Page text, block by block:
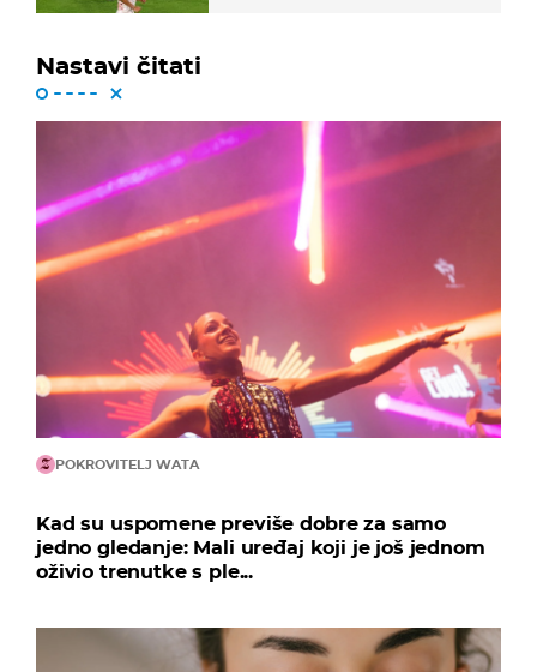
Nastavi čitati
POKROVITELJ WATA
Kad su uspomene previše dobre za samo
jedno gledanje: Mali uređaj koji je još jednom
oživio trenutke s ple...